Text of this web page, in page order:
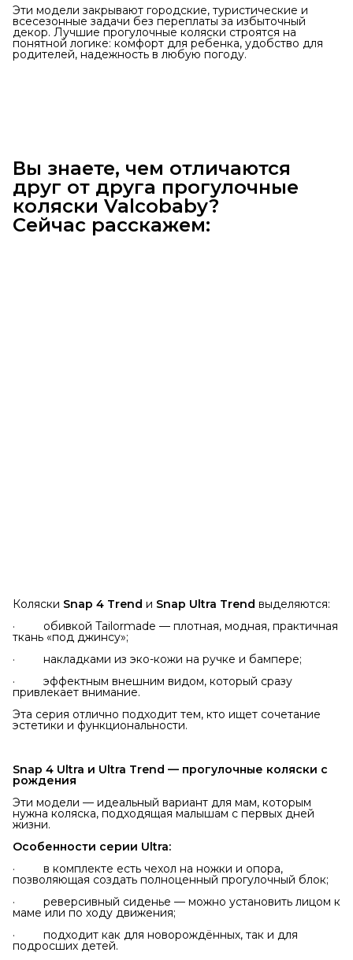
Эти модели закрывают городские, туристические и
всесезонные задачи без переплаты за избыточный
декор. Лучшие прогулочные коляски строятся на
понятной логике: комфорт для ребенка, удобство для
родителей, надежность в любую погоду.
Вы знаете, чем отличаются
друг от друга прогулочные
коляски Valcobaby?
Сейчас расскажем:
Коляски Snap 4 Trend и Snap Ultra Trend выделяются:
· обивкой Tailormade — плотная, модная, практичная
ткань «под джинсу»;
· накладками из эко-кожи на ручке и бампере;
· эффектным внешним видом, который сразу
привлекает внимание.
Эта серия отлично подходит тем, кто ищет сочетание
эстетики и функциональности.
Snap 4 Ultra и Ultra Trend — прогулочные коляски с
рождения
Эти модели — идеальный вариант для мам, которым
нужна коляска, подходящая малышам с первых дней
жизни.
Особенности серии Ultra:
· в комплекте есть чехол на ножки и опора,
позволяющая создать полноценный прогулочный блок;
· реверсивный сиденье — можно установить лицом к
маме или по ходу движения;
· подходит как для новорождённых, так и для
подросших детей.